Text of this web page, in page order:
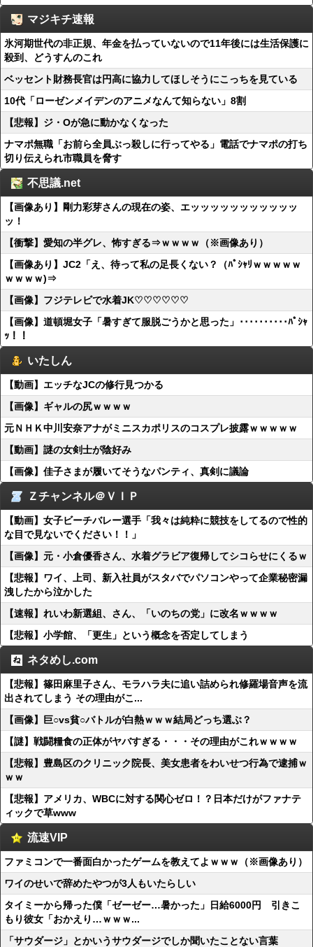
マジキチ速報
氷河期世代の非正規、年金を払っていないので11年後には生活保護に
殺到、どうすんのこれ
ベッセント財務長官は円高に協力してほしそうにこっちを見ている
10代「ローゼンメイデンのアニメなんて知らない」8割
【悲報】ジ・Oが急に動かなくなった
ナマポ無職「お前ら全員ぶっ殺しに行ってやる」電話でナマポの打ち
切り伝えられ市職員を脅す
不思議.net
【画像あり】剛力彩芽さんの現在の姿、エッッッッッッッッッッッ
ッ！
【衝撃】愛知の半グレ、怖すぎる⇒ｗｗｗｗ（※画像あり）
【画像あり】JC2「え、待って私の足長くない？（ﾊﾟｼｬﾘｗｗｗｗｗ
ｗｗｗｗ)⇒
【画像】フジテレビで水着JK♡♡♡♡♡♡
【画像】道頓堀女子「暑すぎて服脱ごうかと思った」･･････････ﾊﾟｼｬ
ｯ！！
いたしん
【動画】エッチなJCの修行見つかる
【画像】ギャルの尻ｗｗｗｗ
元ＮＨＫ中川安奈アナがミニスカポリスのコスプレ披露ｗｗｗｗｗ
【動画】謎の女剣士が陰好み
【画像】佳子さまが履いてそうなパンティ、真剣に議論
Ｚチャンネル＠ＶＩＰ
【動画】女子ビーチバレー選手「我々は純粋に競技をしてるので性的
な目で見ないでください！！」
【画像】元・小倉優香さん、水着グラビア復帰してシコらせにくるｗ
【悲報】ワイ、上司、新入社員がスタバでパソコンやって企業秘密漏
洩したから泣かした
【速報】れいわ新選組、さん、「いのちの党」に改名ｗｗｗｗ
【悲報】小学館、「更生」という概念を否定してしまう
ネタめし.com
【悲報】篠田麻里子さん、モラハラ夫に追い詰められ修羅場音声を流
出されてしまう その理由がこ...
【画像】巨○vs貧○バトルが白熱ｗｗｗ結局どっち選ぶ？
【謎】戦闘糧食の正体がヤバすぎる・・・その理由がこれｗｗｗｗ
【悲報】豊島区のクリニック院長、美女患者をわいせつ行為で逮捕ｗ
ｗｗ
【悲報】アメリカ、WBCに対する関心ゼロ！？日本だけがファナテ
ィックで草www
流速VIP
ファミコンで一番面白かったゲームを教えてよｗｗｗ（※画像あり）
ワイのせいで辞めたやつが3人もいたらしい
タイミーから帰った僕「ゼーゼー…暑かった」日給6000円 引きこ
もり彼女「おかえり…ｗｗｗ...
「サウダージ」とかいうサウダージでしか聞いたことない言葉